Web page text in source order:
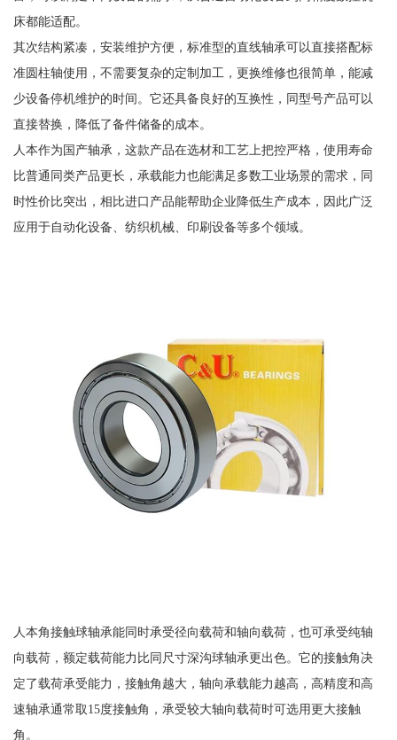
床都能适配。
其次结构紧凑，安装维护方便，标准型的直线轴承可以直接搭配标
准圆柱轴使用，不需要复杂的定制加工，更换维修也很简单，能减
少设备停机维护的时间。它还具备良好的互换性，同型号产品可以
直接替换，降低了备件储备的成本。
人本作为国产轴承，这款产品在选材和工艺上把控严格，使用寿命
比普通同类产品更长，承载能力也能满足多数工业场景的需求，同
时性价比突出，相比进口产品能帮助企业降低生产成本，因此广泛
应用于自动化设备、纺织机械、印刷设备等多个领域。
人本角接触球轴承能同时承受径向载荷和轴向载荷，也可承受纯轴
向载荷，额定载荷能力比同尺寸深沟球轴承更出色。它的接触角决
定了载荷承受能力，接触角越大，轴向承载能力越高，高精度和高
速轴承通常取15度接触角，承受较大轴向载荷时可选用更大接触
角。